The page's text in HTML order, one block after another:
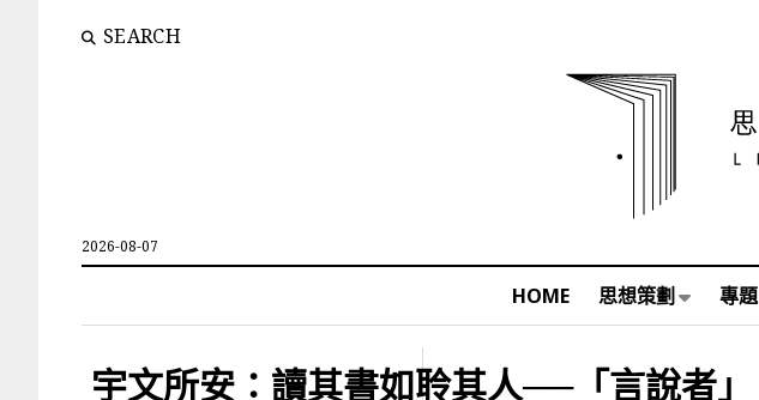
SEARCH
2026-08-07
HOME 思想策劃 專題
宇文所安：讀其書如聆其人──「言說者」